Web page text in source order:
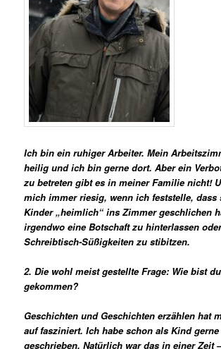
Ich bin ein ruhiger Arbeiter. Mein
heilig und ich bin gerne dort. Aber ein
zu betreten gibt es in meiner Familie nicht!
mich immer riesig, wenn ich feststelle, dass
Kinder „heimlich“ ins Zimmer geschlichen
irgendwo eine Botschaft zu hinterlassen
Schreibtisch-Süßigkeiten zu stibitzen.
2. Die wohl meist gestellte Frage: Wie bist
gekommen?
Geschichten und Geschichten erzählen hat
auf fasziniert. Ich habe schon als Kind
geschrieben. Natürlich war das in einer Zeit